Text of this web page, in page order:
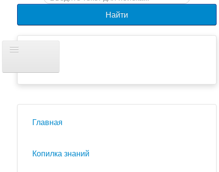
Найти
навигацию
Новости
Главная
Копилка знаний